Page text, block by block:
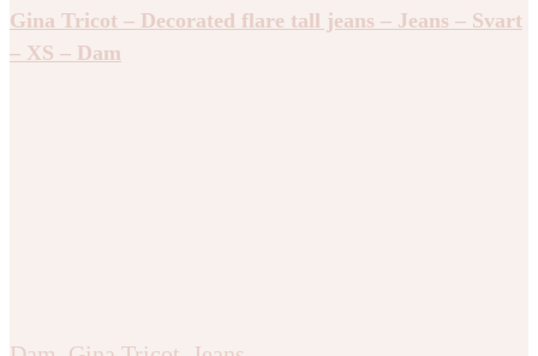
Gina Tricot – Decorated flare tall jeans – Jeans – Svart
– XS – Dam